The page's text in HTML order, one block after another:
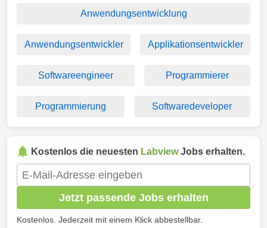
Anwendungsentwicklung
Anwendungsentwickler Applikationsentwickler
Softwareengineer Programmierer
Programmierung Softwaredeveloper
Kostenlos die neuesten LabviewJobs erhalten.
Jetzt passende Jobs erhalten
Kostenlos. Jederzeit mit einem Klick abbestellbar.